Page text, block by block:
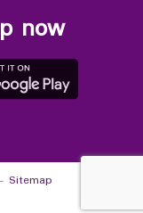
now
Sitemap